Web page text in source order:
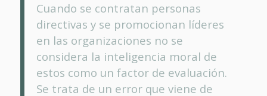
Cuando se contratan personas
directivas y se promocionan líderes
en las organizaciones no se
considera la inteligencia moral de
estos como un factor de evaluación.
Se trata de un error que viene de